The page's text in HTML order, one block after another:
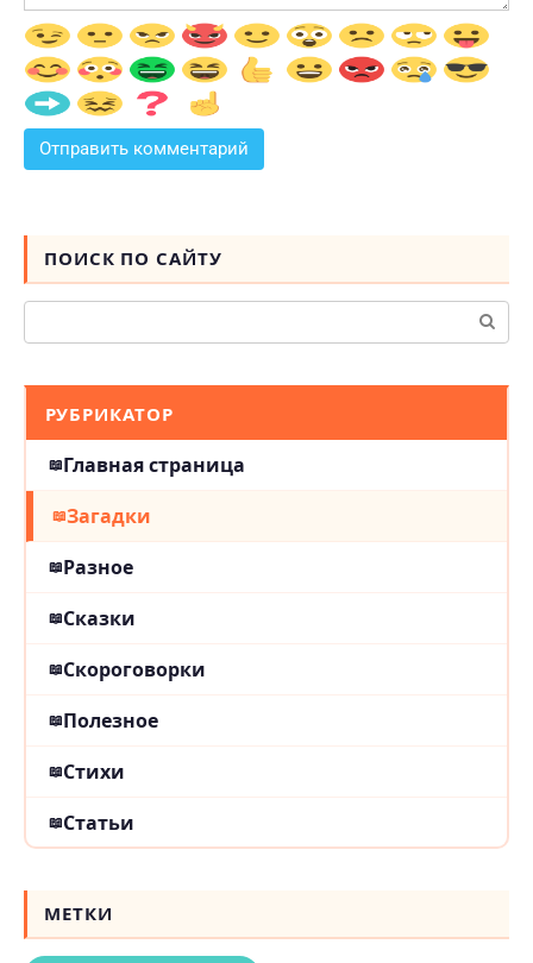
ПОИСК ПО САЙТУ
Поиск:
РУБРИКАТОР
Главная страница
Загадки
Разное
Сказки
Скороговорки
Полезное
Стихи
Статьи
МЕТКИ